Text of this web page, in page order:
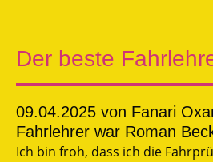
Der beste
09.04.2025 von Fanari
Fahrlehrer war Roman
Ich bin froh, dass ich die